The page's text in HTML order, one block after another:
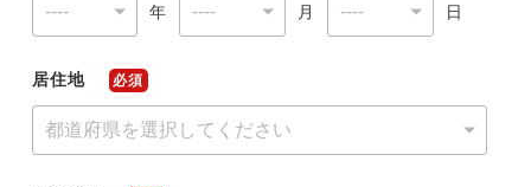
年 月 日
居住地 必須